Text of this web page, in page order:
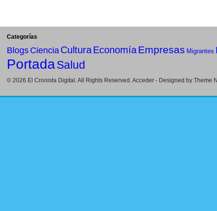
Categorías
BlogsCiencia CulturaEconomíaEmpresas Migrantes
PortadaSalud
© 2026 El Cronista Digital . All Rights Reserved.Acceder - Designed by Theme